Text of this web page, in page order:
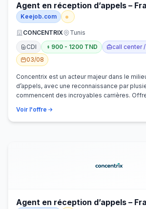
Agent en réception d’appels –
Keejob.com
CONCENTRIX
Tunis
CDI
900 - 1200 TND
call center
03/08
Concentrix est un acteur majeur dans le
d’appels, avec une reconnaissance par
commencent des incroyables carrières.
Voir l'offre
Agent en réception d’appels –